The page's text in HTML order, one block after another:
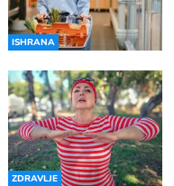
ISHRANA
ZDRAVLJE